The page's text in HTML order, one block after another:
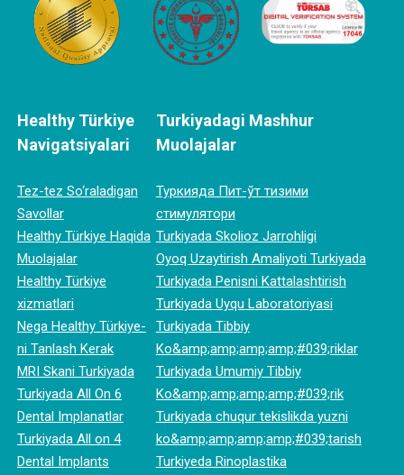
Healthy Türkiye
Navigatsiyalari
Tez-tez So‘raladigan
Savollar
Healthy Türkiye Haqida
Muolajalar
Healthy Türkiye
xizmatlari
Nega Healthy Türkiye-
ni Tanlash Kerak
MRI Skani Turkiyada
Turkiyada All On 6
Dental Implanatlar
Turkiyada All on 4
Dental Implants
Turkiyadagi Mashhur
Muolajalar
Туркияда Пит-ўт тизими
стимулятори
Turkiyada Skolioz Jarrohligi
Oyoq Uzaytirish Amaliyoti Turkiyada
Turkiyada Penisni Kattalashtirish
Turkiyada Uyqu Laboratoriyasi
Turkiyada Tibbiy
Ko&amp;amp;amp;amp;#039;riklar
Turkiyada Umumiy Tibbiy
Ko&amp;amp;amp;amp;#039;rik
Turkiyada chuqur tekislikda yuzni
ko&amp;amp;amp;amp;#039;tarish
Turkiyeda Rinoplastika